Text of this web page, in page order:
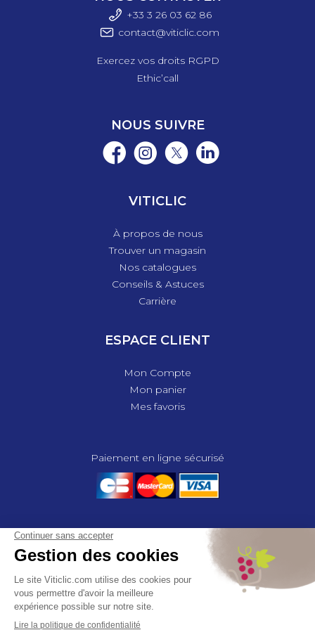
- Résistance à la traction : 850/950,
- Longueur par anneau : 518 m.
+33 3 26 03 62 86
contact@viticlic.com
Exercez vos droits RGPD
Ethic’call
NOUS SUIVRE
VITICLIC
À propos de nous
Trouver un magasin
Nos catalogues
Conseils & Astuces
Carrière
ESPACE CLIENT
Mon Compte
Mon panier
Mes favoris
Paiement en ligne sécurisé
© 2025 - GROUPE COMPAS, TOUS DROITS RÉSERVÉS.
MENTIONS LÉGALES
CGV
POLITIQUE DE CONFIDENTIALITÉ